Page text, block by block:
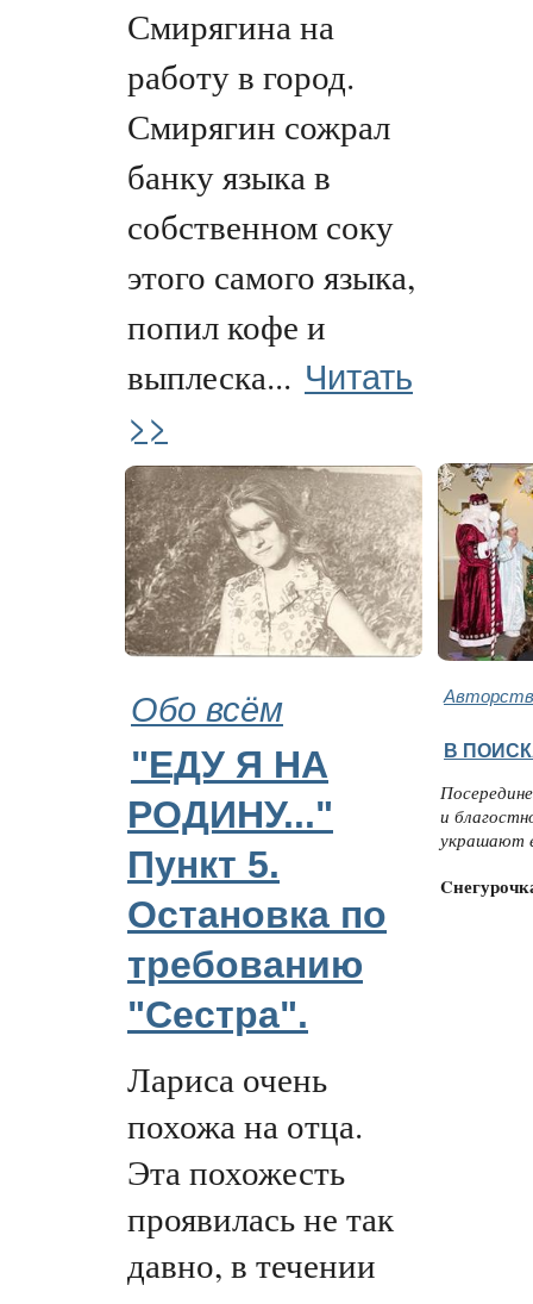
Смирягина на
работу в город.
Смирягин сожрал
банку языка в
собственном соку
этого самого языка,
попил кофе и
выплеска... Читать
>>
Обо всём
"ЕДУ Я НА
РОДИНУ..."
Пункт 5.
Остановка по
требованию
"Сестра".
Лариса очень
похожа на отца.
Эта похожесть
проявилась не так
давно, в течении
В
и
украшают